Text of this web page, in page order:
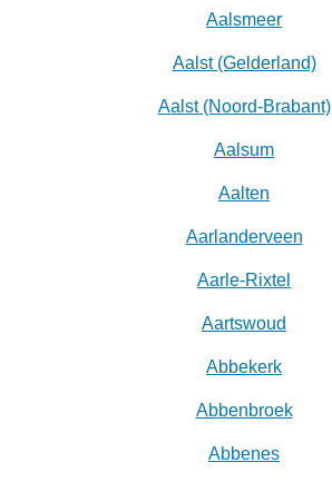
Aalsmeer
Aalst (Gelderland)
Aalst (Noord-Brabant)
Aalsum
Aalten
Aarlanderveen
Aarle-Rixtel
Aartswoud
Abbekerk
Abbenbroek
Abbenes